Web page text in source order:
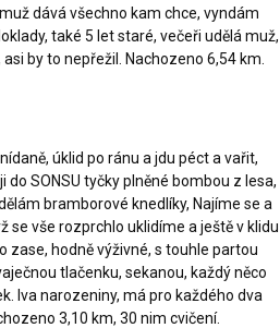
dává všechno kam chce, vyndám
také 5 let staré, večeři udělá muž,
by to nepřežil. Nachozeno 6,54 km.
úklid po ránu a jdu péct a vařit,
SONSU tyčky plněné bombou z lesa,
bramborové knedlíky, Najíme se a
se vše rozprchlo uklidíme a ještě v klidu
zase, hodně výživné, s touhle partou
tlačenku, sekanou, každý něco
Iva narozeniny, má pro každého dva
3,10 km, 30 nim cvičení.